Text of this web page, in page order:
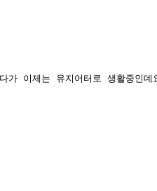
가 이제는 유지어터로 생활중